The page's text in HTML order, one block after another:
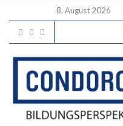
8. August 2026